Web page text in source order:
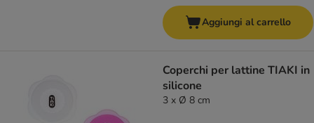
Aggiungi al carrello
Coperchi per lattine TIAKI in
silicone
3 x Ø 8 cm